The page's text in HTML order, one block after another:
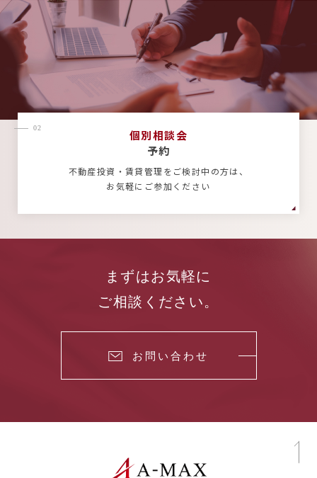
個別相談会
予約
02
不動産投資・賃貸管理をご検討中の方は、
お気軽にご参加ください
まずはお気軽に
ご相談ください。
お問い合わせ